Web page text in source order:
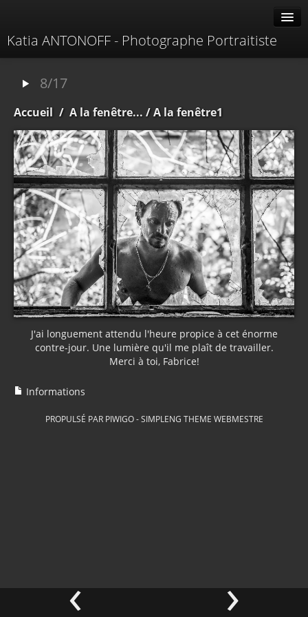
Katia ANTONOFF - Photographe Portraitiste
Contacter
8/17
Accueil / A la fenêtre... / A la fenêtre1
‹ ›
J'ai longuement attendu l'heure propice à cet énorme
contre-jour. Une lumière qu'il me plaît de travailler.
Merci à toi, Fabrice!
Informations
PROPULSÉ PAR PIWIGO-SIMPLENG THEME WEBMESTRE